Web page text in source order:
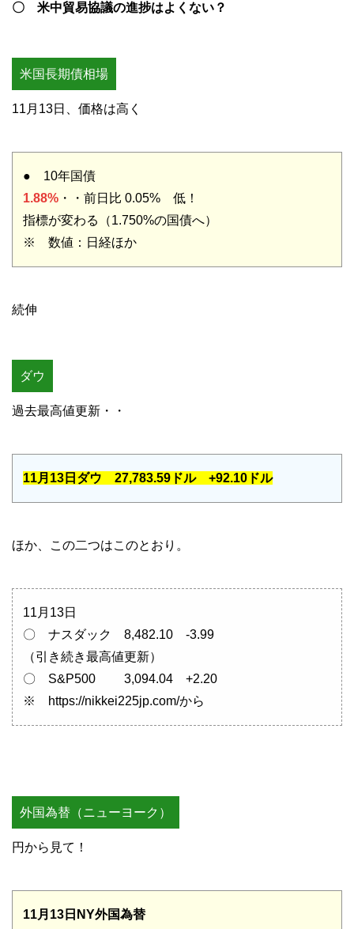
〇 米中貿易協議の進捗はよくない？
米国長期債相場
11月13日、価格は高く
● 10年国債
1.88%・・前日比 0.05% 低！
指標が変わる（1.750%の国債へ）
※ 数値：日経ほか
続伸
ダウ
過去最高値更新・・
11月13日ダウ 27,783.59ドル +92.10ドル
ほか、この二つはこのとおり。
11月13日
〇 ナスダック 8,482.10 -3.99
（引き続き最高値更新）
〇 S&P500 3,094.04 +2.20
※ https://nikkei225jp.com/から
外国為替（ニューヨーク）
円から見て！
11月13日NY外国為替